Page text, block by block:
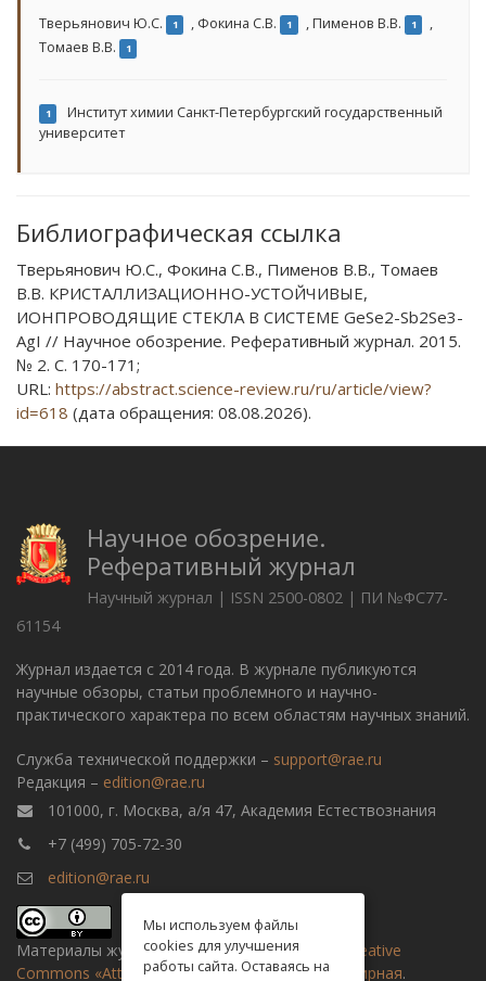
Тверьянович Ю.С. 1 , Фокина С.В. 1 ,Пименов В.В. 1
,
Томаев В.В.
1
1
Институт химии Санкт-Петербургский государственный
университет
Библиографическая ссылка
Тверьянович Ю.С., Фокина С.В., Пименов В.В., Томаев
В.В. КРИСТАЛЛИЗАЦИОННО-УСТОЙЧИВЫЕ,
ИОНПРОВОДЯЩИЕ СТЕКЛА В СИСТЕМЕ GeSe2-Sb2Se3-
AgI // Научное обозрение. Реферативный журнал. 2015.
№ 2. С. 170-171;
URL: https://abstract.science-review.ru/ru/article/view?
id=618 (дата обращения: 08.08.2026).
Научное обозрение.
Реферативный журнал
Научный журнал | ISSN 2500-0802 | ПИ №ФС77-
61154
Журнал издается с 2014 года. В журнале публикуются
научные обзоры, статьи проблемного и научно-
практического характера по всем областям научных знаний.
Служба технической поддержки – support@rae.ru
Редакция – edition@rae.ru
101000, г. Москва, а/я 47, Академия Естествознания
+7 (499) 705-72-30
edition@rae.ru
Материалы журнала доступны полицензии Creative
Commons «Attribution» («Атрибуция») 4.0 Всемирная.
Мы используем файлы
cookies для улучшения
работы сайта. Оставаясь на